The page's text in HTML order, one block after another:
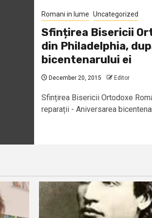
Romani in lume Uncategorized
Sfințirea Bisericii
din Philadelphia,
bicentenarului ei
December 20, 2015 Editor
Sfințirea Bisericii Ortodoxe
reparații - Aniversarea